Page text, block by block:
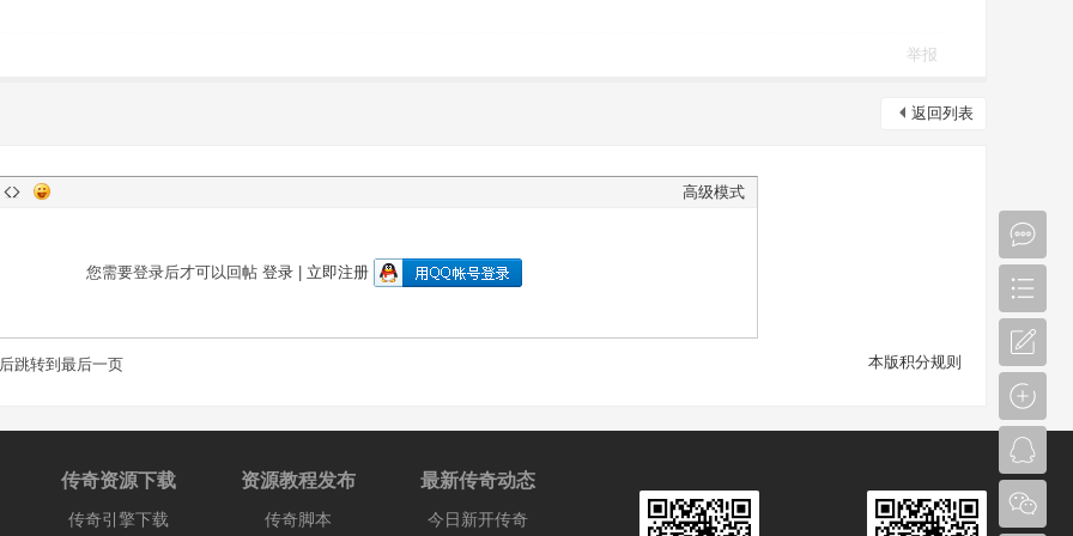
举报
返回列表
高级模式
您需要登录后才可以回帖 登录| 立即注册
本版积分规则
跳转到最后一页
传奇资源下载
传奇引擎下载
资源教程发布
传奇脚本
最新传奇动态
今日新开传奇